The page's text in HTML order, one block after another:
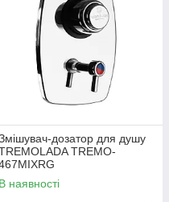
дозатор для душу
ТREMO-
В наявності